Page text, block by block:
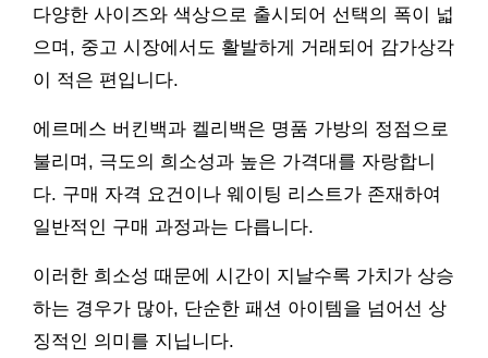
다양한 사이즈와 색상으로 출시되어 선택의 폭이 넓
으며, 중고 시장에서도 활발하게 거래되어 감가상각
이 적은 편입니다.
에르메스 버킨백과 켈리백은 명품 가방의 정점으로
불리며, 극도의 희소성과 높은 가격대를 자랑합니
다. 구매 자격 요건이나 웨이팅 리스트가 존재하여
일반적인 구매 과정과는 다릅니다.
이러한 희소성 때문에 시간이 지날수록 가치가 상승
하는 경우가 많아, 단순한 패션 아이템을 넘어선 상
징적인 의미를 지닙니다.